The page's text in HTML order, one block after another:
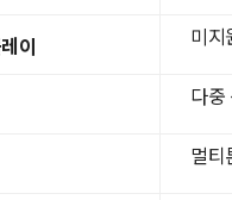
이 미지
다중
멀티